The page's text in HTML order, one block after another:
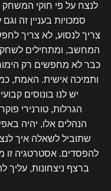
לנצח על פי חוקי המשחק
סמכויות בעניין זה
צריך לנסוע, לא צריך
המחשב, ומתחילים
כבר לא מחפשים רק
ותמיכה אישית. האמת,
יש לנו בונוסים
הגרלות, טורנירי
הנהלים אלו, יהיה
שתוביל לשאלה איך
להפסדים. אסטרטגיה זו
ברצף ניצחונות,